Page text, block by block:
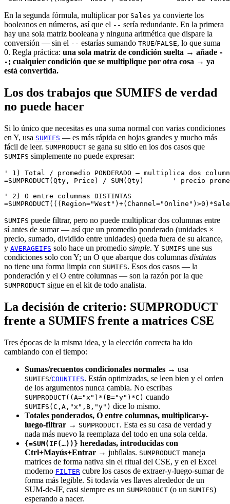
En la segunda fórmula, multiplicar por Sales ya convierte los
booleanos en números, así que el -- sería redundante. En la primera
hay una sola matriz booleana y ninguna aritmética que dispare la
conversión — sin el -- estarías sumando TRUE/FALSE, lo que suma
0. Regla práctica: una sola matriz de condición suelta → añade -
- ; cualquier condición que se multiplique por otra cosa → ya
está convertida.
Los dos trabajos que SUMIFS de verdad
no puede hacer
Si lo único que necesitas es una suma normal con varias condiciones
en Y, usa SUMIFS — es más rápida en hojas grandes y mucho más
fácil de leer. SUMPRODUCT se gana su sitio en los dos casos que
SUMIFS simplemente no puede expresar:
' 1) Total / promedio PONDERADO — multiplica dos
=SUMPRODUCT(Qty, Price) / SUM(Qty)       ' precio
' 2) O entre columnas DISTINTAS
SUMIFS puede filtrar, pero no puede multiplicar dos columnas entre
sí antes de sumar — así que un promedio ponderado (unidades ×
precio, sumado, dividido entre unidades) queda fuera de su alcance,
y AVERAGEIFS solo hace un promedio simple. Y SUMIFS une sus
condiciones solo con Y; un O que abarque dos columnas distintas
no tiene una forma limpia con SUMIFS. Esos dos casos — la
ponderación y el O entre columnas — son la razón por la que
SUMPRODUCT sigue en el kit de todo analista.
La decisión de criterio: SUMPRODUCT
frente a SUMIFS frente a matrices CSE
Tres épocas de la misma idea, y la elección correcta ha ido
cambiando con el tiempo:
Sumas/recuentos condicionales normales → usa
SUMIFS/COUNTIFS. Están optimizadas, se leen bien y el orden
de los argumentos nunca cambia. No escribas
SUMPRODUCT((A="x")*(B="y")*C) cuando
SUMIFS(C,A,"x",B,"y") dice lo mismo.
Totales ponderados, O entre columnas, multiplicar-y-
luego-filtrar → SUMPRODUCT. Esta es su casa de verdad y
nada más nuevo la reemplaza del todo en una sola celda.
{=SUM(IF(…))} heredadas, introducidas con
Ctrl+Mayús+Entrar → jubílalas. SUMPRODUCT maneja
matrices de forma nativa sin el ritual del CSE, y en el Excel
moderno FILTER cubre los casos de extraer-y-luego-sumar de
forma más legible. Si todavía ves llaves alrededor de un
SUM-de-IF, casi siempre es un SUMPRODUCT (o un SUMIFS)
esperando a nacer.